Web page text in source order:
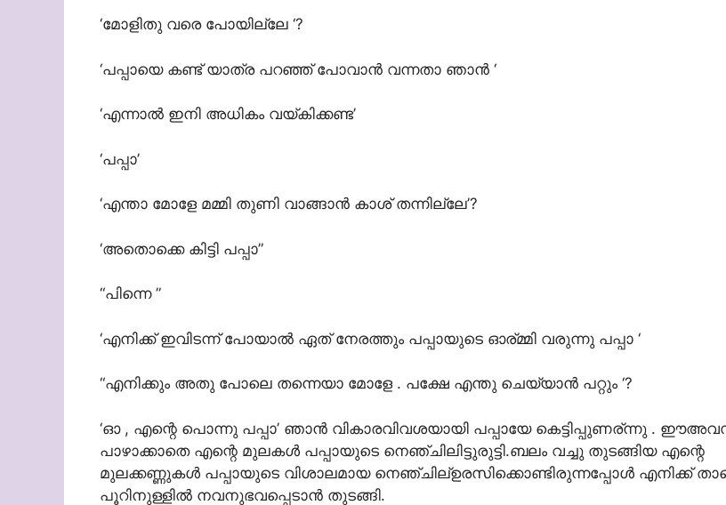
‘മോളിതു വരെ പോയില്ലേ ‘?
‘പപ്പായെ കണ്ട് യാത്ര പറഞ്ഞ് പോവാന്‍ വന്നതാ ഞാന്‍ ‘
‘എന്നാല്‍ ഇനി അധികം വയ്കിക്കണ്ട’
‘പപ്പാ’
‘എന്താ മോളേ മമ്മി തുണി വാങ്ങാന്‍ കാശ് തന്നില്ലേ’?
‘അതൊക്കെ കിട്ടി പപ്പാ”
“പിന്നെ ”
‘എനിക്ക് ഇവിടന്ന് പോയാല്‍ ഏത് നേരത്തും പപ്പായുടെ ഓര്മ്മി വരുന്നു പപ്പാ ‘
“എനിക്കും അതു പോലെ തന്നെയാ മോളേ . പക്ഷേ എന്തു ചെയ്യാന്‍ പറ്റും ‘?
‘ഓ , എന്റെ പൊന്നു പപ്പാ’ ഞാന്‍ വികാരവിവശയായി പപ്പായേ കെട്ടിപ്പുണര്ന്നു .
പാഴാക്കാതെ എന്റെ മുലകള്‍ പപ്പായുടെ നെഞ്ചിലിട്ടുരുട്ടി.ബലം വച്ചു തുടങ്ങിയ എന്റെ
മുലക്കണ്ണുകള്‍ പപ്പായുടെ വിശാലമായ നെഞ്ചില്ഉരസിക്കൊണ്ടിരുന്നപ്പോള്‍ എനിക്ക്
പൂറിനുള്ളില്‍ നവനുഭവപ്പെടാന്‍ തുടങ്ങി.